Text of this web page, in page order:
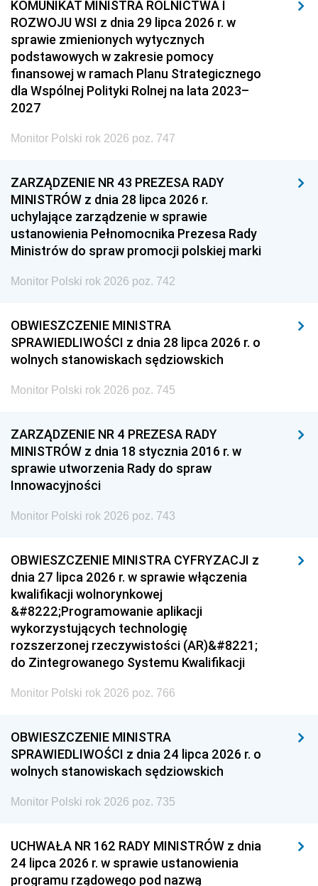
KOMUNIKAT MINISTRA ROLNICTWA I
ROZWOJU WSI z dnia 29 lipca 2026 r. w
sprawie zmienionych wytycznych
podstawowych w zakresie pomocy
finansowej w ramach Planu Strategicznego
dla Wspólnej Polityki Rolnej na lata 2023–
2027
Monitor Polski rok 2026 poz. 747
ZARZĄDZENIE NR 43 PREZESA RADY
MINISTRÓW z dnia 28 lipca 2026 r.
uchylające zarządzenie w sprawie
ustanowienia Pełnomocnika Prezesa Rady
Ministrów do spraw promocji polskiej marki
Monitor Polski rok 2026 poz. 742
OBWIESZCZENIE MINISTRA
SPRAWIEDLIWOŚCI z dnia 28 lipca 2026 r. o
wolnych stanowiskach sędziowskich
Monitor Polski rok 2026 poz. 745
ZARZĄDZENIE NR 4 PREZESA RADY
MINISTRÓW z dnia 18 stycznia 2016 r. w
sprawie utworzenia Rady do spraw
Innowacyjności
Monitor Polski rok 2026 poz. 743
OBWIESZCZENIE MINISTRA CYFRYZACJI z
dnia 27 lipca 2026 r. w sprawie włączenia
kwalifikacji wolnorynkowej
&#8222;Programowanie aplikacji
wykorzystujących technologię
rozszerzonej rzeczywistości (AR)&#8221;
do Zintegrowanego Systemu Kwalifikacji
Monitor Polski rok 2026 poz. 766
OBWIESZCZENIE MINISTRA
SPRAWIEDLIWOŚCI z dnia 24 lipca 2026 r. o
wolnych stanowiskach sędziowskich
Monitor Polski rok 2026 poz. 735
UCHWAŁA NR 162 RADY MINISTRÓW z dnia
24 lipca 2026 r. w sprawie ustanowienia
programu rządowego pod nazwą